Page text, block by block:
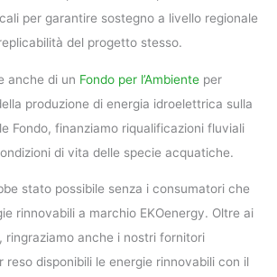
per garantire sostegno a livello regionale
del progetto stesso.
anche di un Fondo per l’Ambiente per
produzione di energia idroelettrica sulla
Fondo, finanziamo riqualificazioni fluviali
di vita delle specie acquatiche.
stato possibile senza i consumatori che
rinnovabili a marchio EKOenergy. Oltre ai
ringraziamo anche i nostri fornitori
reso disponibili le energie rinnovabili con il